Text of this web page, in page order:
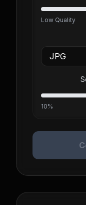
Low Quality
10%